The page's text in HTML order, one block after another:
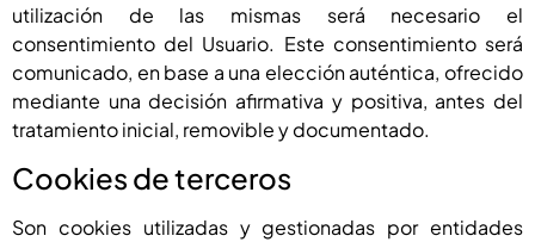
utilización de las mismas será necesario el
consentimiento del Usuario. Este consentimiento será
comunicado, en base a una elección auténtica, ofrecido
mediante una decisión afirmativa y positiva, antes del
tratamiento inicial, removible y documentado.
Cookies de terceros
Son cookies utilizadas y gestionadas por entidades